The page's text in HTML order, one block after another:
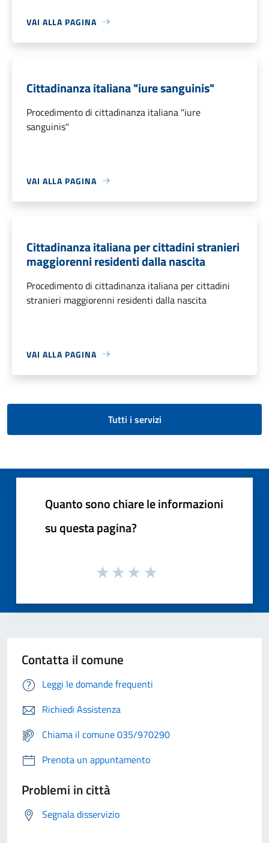
VAI ALLA PAGINA
Cittadinanza italiana "iure sanguinis"
Procedimento di cittadinanza italiana "iure
sanguinis"
VAI ALLA PAGINA
Cittadinanza italiana per cittadini stranieri
maggiorenni residenti dalla nascita
Procedimento di cittadinanza italiana per cittadini
stranieri maggiorenni residenti dalla nascita
VAI ALLA PAGINA
Tutti i servizi
Quanto sono chiare le informazioni
su questa pagina?
Contatta il comune
Leggi le domande frequenti
Richiedi Assistenza
Chiama il comune 035/970290
Prenota un appuntamento
Problemi in città
Segnala disservizio